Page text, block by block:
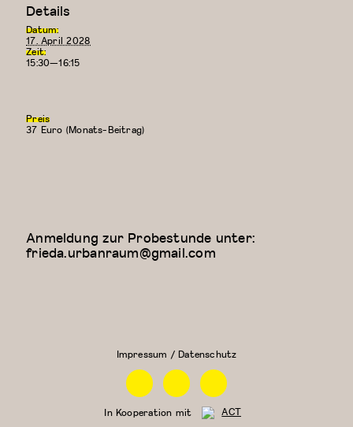
Anmeldung zur Probestunde unter:
frieda.urbanraum@gmail.com
Details
Datum:
17. April 2028
Zeit:
15:30—16:15
Preis
37 Euro (Monats-Beitrag)
Impressum / Datenschutz
FacebookInstagramLinkedin
In Kooperation mit